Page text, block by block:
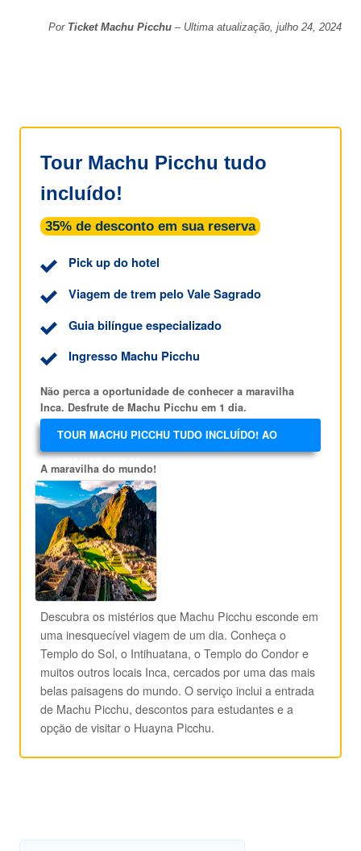
Por Ticket Machu Picchu– Ultima atualização, julho 24, 2024
Tour Machu Picchu tudo
incluído!
35% de desconto em sua reserva
Pick up do hotel
Viagem de trem pelo Vale Sagrado
Guia bilíngue especializado
Ingresso Machu Picchu
Não perca a oportunidade de conhecer a maravilha
Inca. Desfrute de Machu Picchu em 1 dia.
TOUR MACHU PICCHU TUDO INCLUÍDO! AO
MELHOR PREÇO!
A maravilha do mundo!
Descubra os mistérios que Machu Picchu esconde em
uma inesquecível viagem de um dia. Conheça o
Templo do Sol, o Intihuatana, o Templo do Condor e
muitos outros locais Inca, cercados por uma das mais
belas paisagens do mundo. O serviço inclui a entrada
de Machu Picchu, descontos para estudantes e a
opção de visitar o Huayna Picchu.